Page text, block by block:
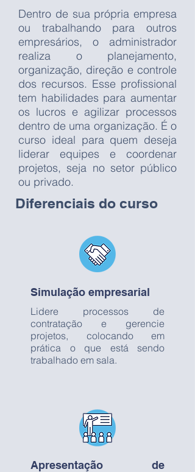
Dentro de sua própria empresa
ou trabalhando para outros
empresários, o administrador
realiza o planejamento,
organização, direção e controle
dos recursos. Esse profissional
tem habilidades para aumentar
os lucros e agilizar processos
dentro de uma organização. É o
curso ideal para quem deseja
liderar equipes e coordenar
projetos, seja no setor público
ou privado.
Diferenciais do curso
Simulação empresarial
Lidere processos de
contratação e gerencie
projetos, colocando em
prática o que está sendo
trabalhado em sala.
Apresentação de